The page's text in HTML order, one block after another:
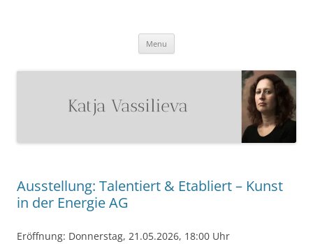
Menu
Ausstellung: Talentiert & Etabliert – Kunst
in der Energie AG
Eröffnung: Donnerstag, 21.05.2026, 18:00 Uhr